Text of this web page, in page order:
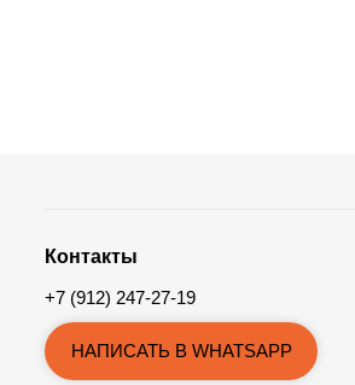
Контакты
+7 (912) 247-27-19
НАПИСАТЬ В WHATSAPP